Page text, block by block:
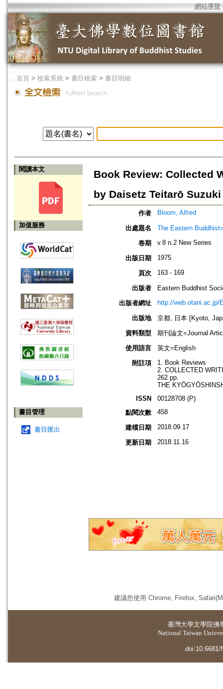
網站導覽
． 首頁 > 檢索系統 > 書目檢索 > 書目明細
閱讀本文
加值服務
書目管理
書目匯出
Book Review: Collected
by Daisetz Teitarō Suzuki
作者 Bloom, Alfred
出處題名
The Eastern
卷期
v.8 n.2 New Series
出版日期 1975
頁次 163 - 169
出版者
Eastern Buddhist
出版者網址
http://web.otani.ac.jp/
出版地
京都, 日本 [Kyoto,
資料類型
期刊論文=Journal
使用語言
英文=English
附註項
1. Book Reviews
2. COLLECTED
262 pp.
THE
ISSN
00128708 (P)
點閱次數
458
建檔日期 2018.09.17
更新日期 2018.11.16
建議您使用 Chrome, Firefox,
臺灣大學文學院佛
National Taiwan
doi:10.6681/